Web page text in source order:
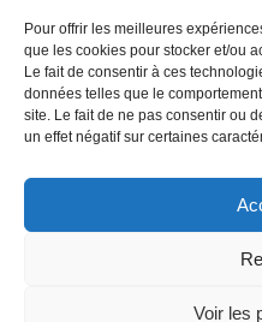
Pour offrir les meilleures
que les cookies pour stocker et/ou
Le fait de consentir à ces
données telles que le
site. Le fait de ne pas consentir ou
un effet négatif sur certaines
Voir les
Nous contacter
Politique de confidentialité
Mot de passe perdu